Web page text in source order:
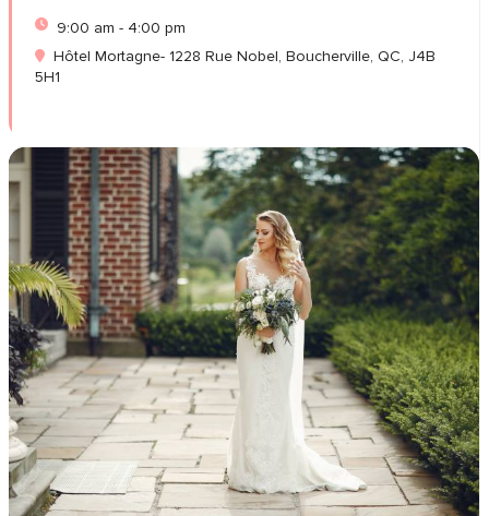
9:00 am - 4:00 pm
Hôtel Mortagne- 1228 Rue Nobel, Boucherville, QC, J4B
5H1